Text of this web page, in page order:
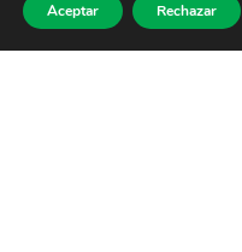
Aceptar Rechazar